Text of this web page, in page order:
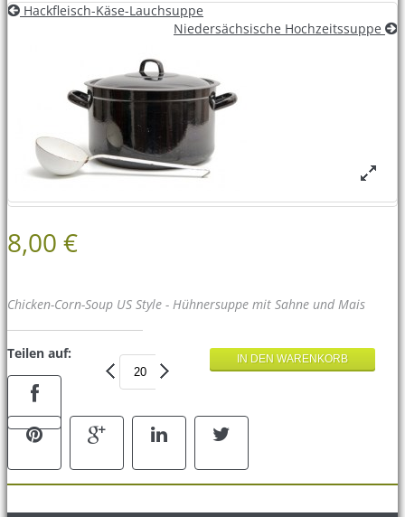
Hackfleisch-Käse-Lauchsuppe
Niedersächsische Hochzeitssuppe
8,00 €
Chicken-Corn-Soup US Style - Hühnersuppe mit Sahne und Mais
Teilen auf: